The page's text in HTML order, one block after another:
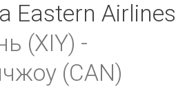
Eastern Airlines
(XIY) -
(CAN)